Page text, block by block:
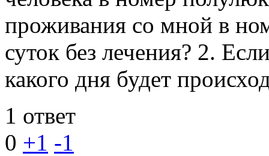
проживания со мной в
суток без лечения? 2.
какого дня будет
1 ответ
0 +1 -1